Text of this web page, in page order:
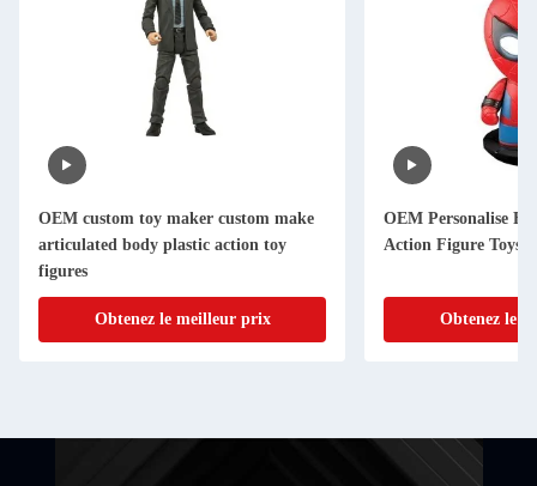
OEM custom toy maker custom make
articulated body plastic action toy
figures
Obtenez le meilleur prix
OEM Personalise
Action Figure Toys
Obtenez le